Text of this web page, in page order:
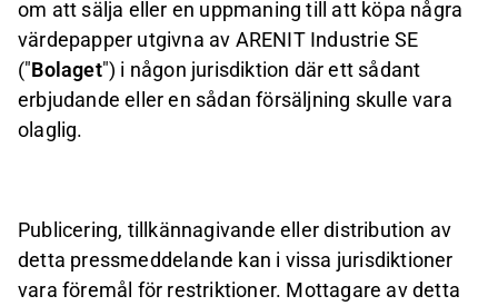
om att sälja eller en uppmaning till att köpa några
värdepapper utgivna av ARENIT Industrie SE
("Bolaget") i någon jurisdiktion där ett sådant
erbjudande eller en sådan försäljning skulle vara
olaglig.
Publicering, tillkännagivande eller distribution av
detta pressmeddelande kan i vissa jurisdiktioner
vara föremål för restriktioner. Mottagare av detta